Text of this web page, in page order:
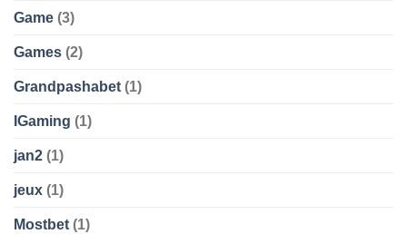
Game (3)
Games (2)
Grandpashabet (1)
IGaming (1)
jan2 (1)
jeux (1)
Mostbet (1)